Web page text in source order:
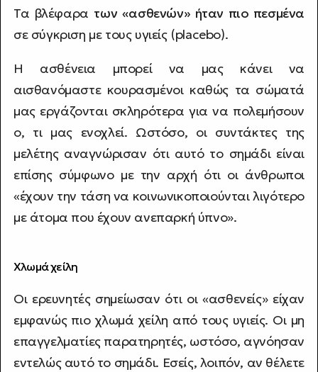
Τα βλέφαρα των «ασθενών» ήταν πιο πεσμένα
σε σύγκριση με τους υγιείς (placebo).
Η ασθένεια μπορεί να μας κάνει να
αισθανόμαστε κουρασμένοι καθώς τα σώματά
μας εργάζονται σκληρότερα για να πολεμήσουν
ο, τι μας ενοχλεί. Ωστόσο, οι συντάκτες της
μελέτης αναγνώρισαν ότι αυτό το σημάδι είναι
επίσης σύμφωνο με την αρχή ότι οι άνθρωποι
«έχουν την τάση να κοινωνικοποιούνται λιγότερο
με άτομα που έχουν ανεπαρκή ύπνο».
Χλωμά χείλη
Οι ερευνητές σημείωσαν ότι οι «ασθενείς» είχαν
εμφανώς πιο χλωμά χείλη από τους υγιείς. Οι μη
επαγγελματίες παρατηρητές, ωστόσο, αγνόησαν
εντελώς αυτό το σημάδι. Εσείς, λοιπόν, αν θέλετε